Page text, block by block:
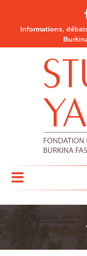
Informations,